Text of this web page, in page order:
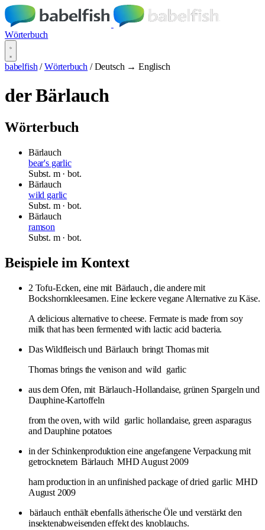
Wörterbuch
babelfish / Wörterbuch / Deutsch → Englisch
der Bärlauch
Wörterbuch
Bärlauch
bear's garlic
Subst. m· bot.
Bärlauch
wild garlic
Subst. m· bot.
Bärlauch
ramson
Subst. m· bot.
Beispiele im Kontext
2 Tofu-Ecken, eine mit Bärlauch , die andere mit
Bockshornkleesamen. Eine leckere vegane Alternative zu Käse.
A delicious alternative to cheese. Fermate is made from soy
milk that has been fermented with lactic acid bacteria.
Das Wildfleisch und Bärlauch bringt Thomas mit
Thomas brings the venison and wild garlic
aus dem Ofen, mit Bärlauch-Hollandaise, grünen Spargeln und
Dauphine-Kartoffeln
from the oven, with wild garlic hollandaise, green asparagus
and Dauphine potatoes
in der Schinkenproduktion eine angefangene Verpackung mit
getrocknetem Bärlauch MHD August 2009
ham production in an unfinished package of dried garlic MHD
August 2009
bärlauch enthält ebenfalls ätherische Öle und verstärkt den
insektenabweisenden effekt des knoblauchs.